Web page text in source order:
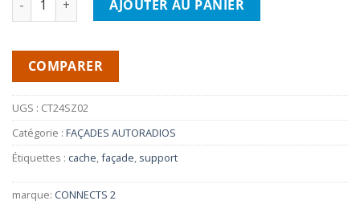
AJOUTER AU PANIER
COMPARER
UGS : CT24SZ02
Catégorie : FAÇADES AUTORADIOS
Étiquettes : cache,façade, support
marque: CONNECTS 2